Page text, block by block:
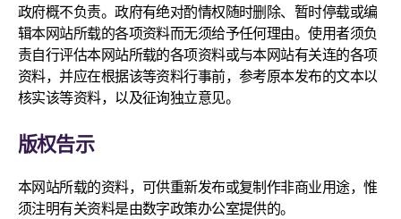
政府概不负责。政府有绝对酌情权随时删除、暂时停载或编
辑本网站所载的各项资料而无须给予任何理由。使用者须负
责自行评估本网站所载的各项资料或与本网站有关连的各项
资料，并应在根据该等资料行事前，参考原本发布的文本以
核实该等资料，以及征询独立意见。
版权告示
本网站所载的资料，可供重新发布或复制作非商业用途，惟
须注明有关资料是由数字政策办公室提供的。